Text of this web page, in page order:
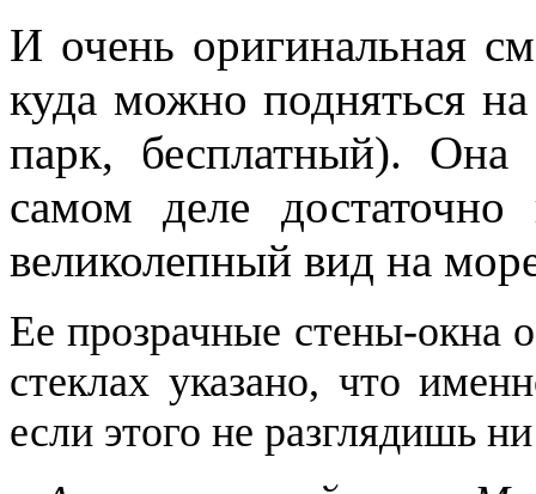
И очень оригинальная
куда можно подняться
парк, бесплатный). Она
самом деле
великолепный вид на
Ее прозрачные стены-окна
стеклах указано, что
если этого не разглядишь